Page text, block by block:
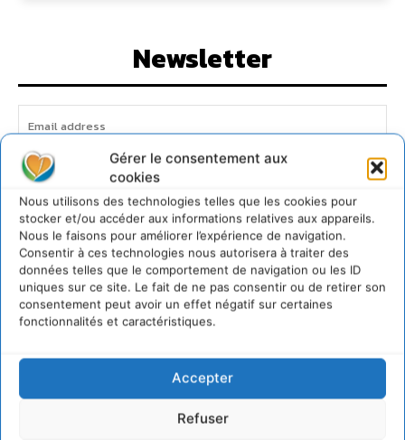
Gérer le consentement aux
cookies
Nous utilisons des technologies telles que les cookies pour
stocker et/ou accéder aux informations relatives aux appareils.
Nous le faisons pour améliorer l’expérience de navigation.
Consentir à ces technologies nous autorisera à traiter des
données telles que le comportement de navigation ou les ID
uniques sur ce site. Le fait de ne pas consentir ou de retirer son
consentement peut avoir un effet négatif sur certaines
fonctionnalités et caractéristiques.
Accepter
Refuser
Newsletter